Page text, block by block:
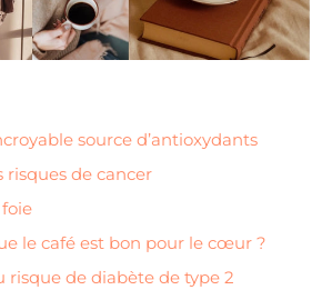
source d’antioxydants
risques de cancer
le café est bon pour le cœur ?
de diabète de type 2